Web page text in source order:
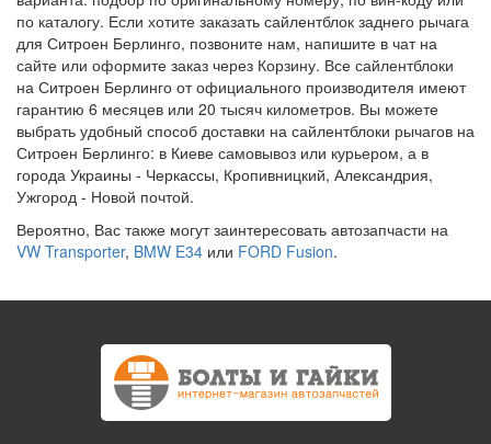
по каталогу. Если хотите заказать сайлентблок заднего рычага
для Ситроен Берлинго, позвоните нам, напишите в чат на
сайте или оформите заказ через Корзину. Все сайлентблоки
на Ситроен Берлинго от официального производителя имеют
гарантию 6 месяцев или 20 тысяч километров. Вы можете
выбрать удобный способ доставки на сайлентблоки рычагов на
Ситроен Берлинго: в Киеве самовывоз или курьером, а в
города Украины - Черкассы, Кропивницкий, Александрия,
Ужгород - Новой почтой.
Вероятно, Вас также могут заинтересовать автозапчасти на
VW Transporter, BMW E34 или FORD Fusion.